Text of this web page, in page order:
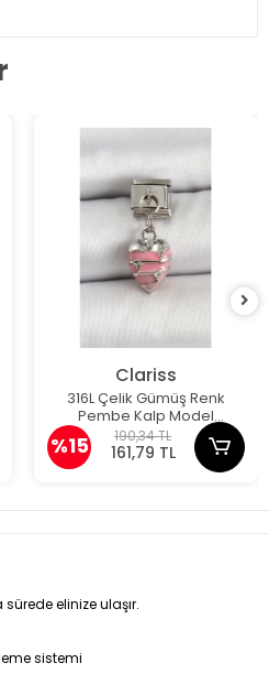
Clariss
316L Çelik Gümüş Renk
Pembe Kalp Model
Nomination Charm
%15 190,34 TL
161,79 TL
sürede elinize ulaşır.
sistemi